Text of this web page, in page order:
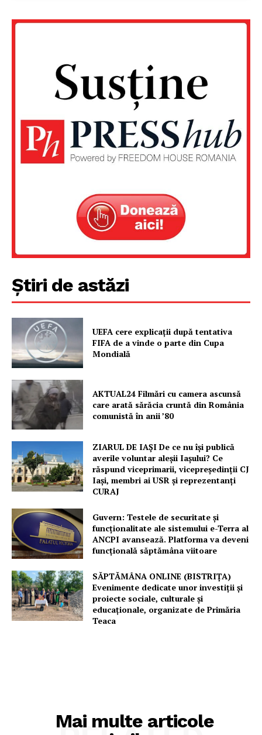
Un proiect
FREEDOM HOUSE ROMÂNIA
Despre noi / Echipa
Proiecte editoriale
Contact
Știri de astăzi
UEFA cere explicații după tentativa
FIFA de a vinde o parte din Cupa
Mondială
AKTUAL24 Filmări cu camera ascunsă
care arată sărăcia cruntă din România
comunistă în anii ’80
ZIARUL DE IAȘI De ce nu își publică
averile voluntar aleșii Iașului? Ce
răspund viceprimarii, vicepreședinții CJ
Iași, membri ai USR și reprezentanți
CURAJ
Guvern: Testele de securitate și
funcționalitate ale sistemului e-Terra al
ANCPI avansează. Platforma va deveni
funcțională săptămâna viitoare
SĂPTĂMÂNA ONLINE (BISTRIȚA)
Evenimente dedicate unor investiții și
proiecte sociale, culturale și
educaționale, organizate de Primăria
Teaca
Mai multe articole